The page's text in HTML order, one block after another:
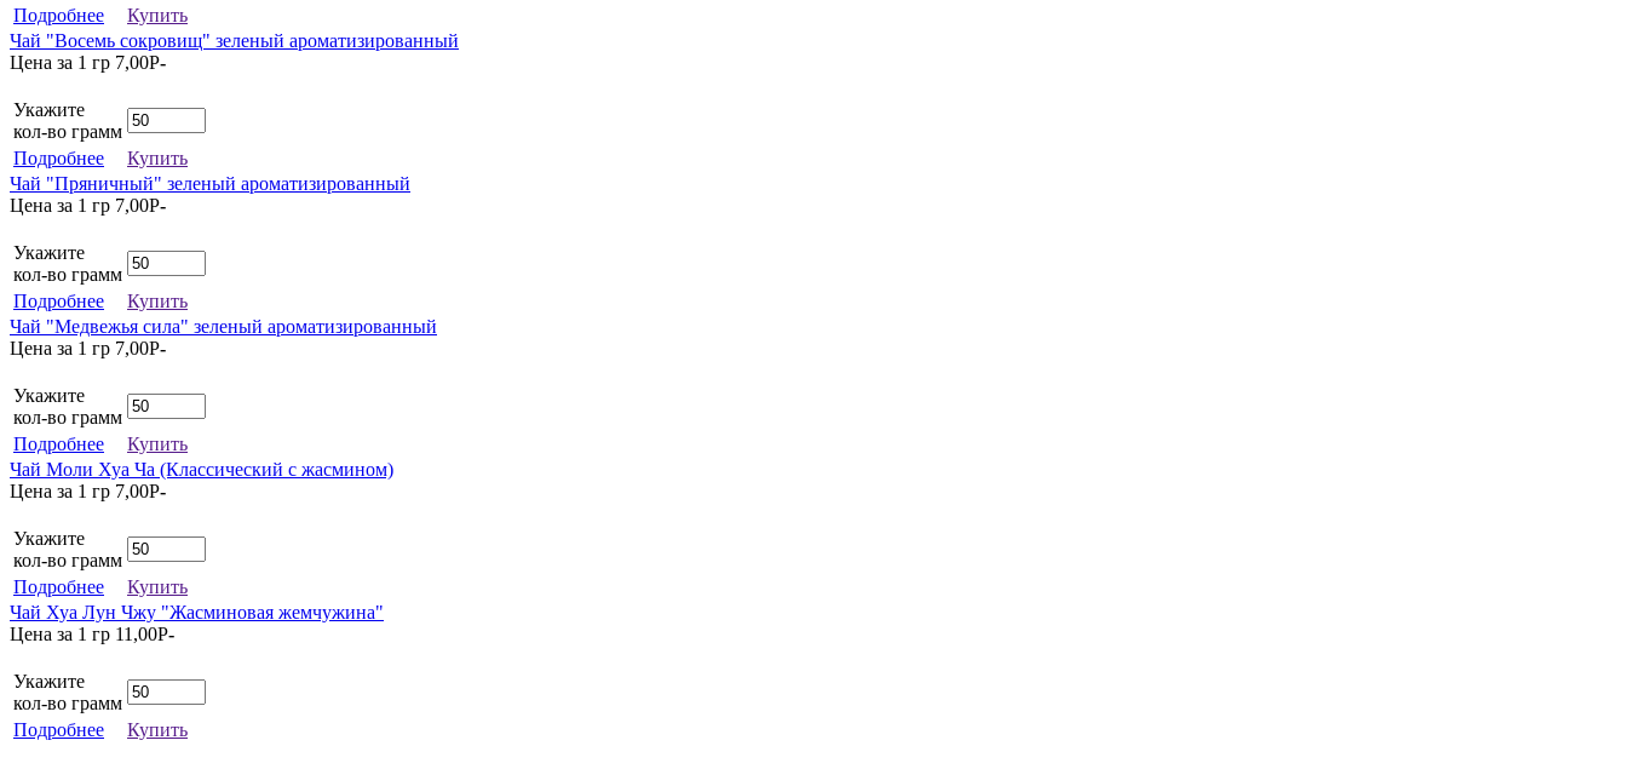
Подробнее
Купить
Чай "Восемь сокровищ" зеленый ароматизированный
Цена за 1 гр 7,00P-
Укажите
кол-во грамм
Подробнее
Купить
Чай "Пряничный" зеленый ароматизированный
Цена за 1 гр 7,00P-
Укажите
кол-во грамм
Подробнее
Купить
Чай "Медвежья сила" зеленый ароматизированный
Цена за 1 гр 7,00P-
Укажите
кол-во грамм
Подробнее
Купить
Чай Моли Хуа Ча (Классический с жасмином)
Цена за 1 гр 7,00P-
Укажите
кол-во грамм
Подробнее
Купить
Чай Хуа Лун Чжу "Жасминовая жемчужина"
Цена за 1 гр 11,00P-
Укажите
кол-во грамм
Подробнее
Купить